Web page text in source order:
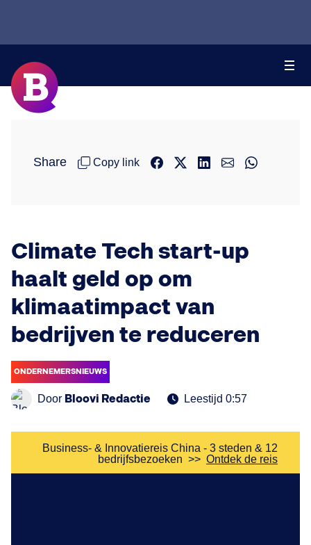
Share Copy link
Climate Tech start-up
haalt geld op om
klimaatimpact van
bedrijven te reduceren
ONDERNEMERSNIEUWS
Door Bloovi Redactie Leestijd 0:57
Business- & Innovatiereis China - 3 steden & 12
bedrijfsbezoeken >> Ontdek de reis